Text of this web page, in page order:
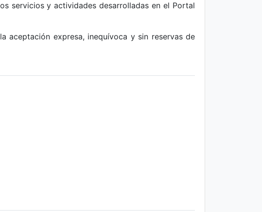
servicios y actividades desarrolladas en el Portal
aceptación expresa, inequívoca y sin reservas de